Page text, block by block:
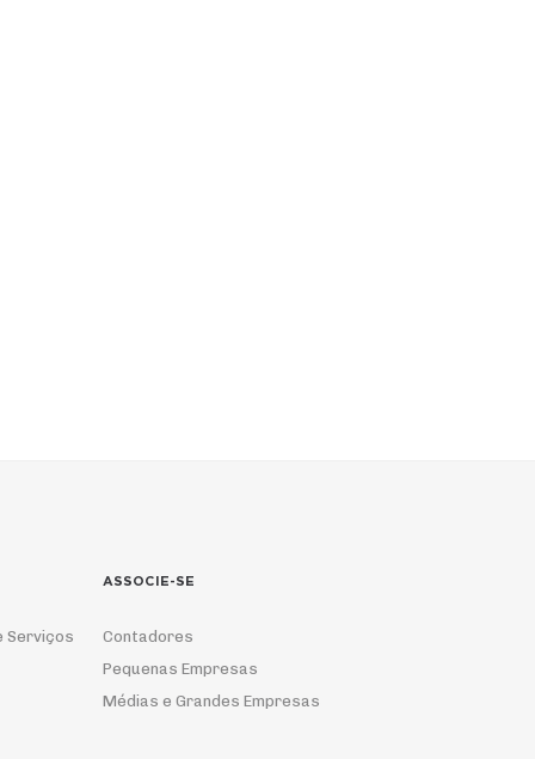
Serviços
ASSOCIE-SE
Contadores
Pequenas Empresas
Médias e Grandes Empresas